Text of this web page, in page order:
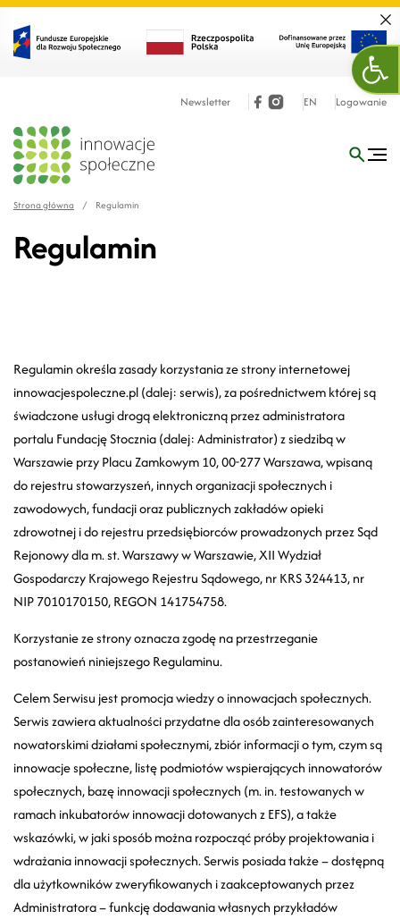
Newsletter EN Logowanie
Strona główna / Regulamin
Regulamin
Regulamin określa zasady korzystania ze strony internetowej
innowacjespoleczne.pl (dalej: serwis), za pośrednictwem której są
świadczone usługi drogą elektroniczną przez administratora
portalu Fundację Stocznia (dalej: Administrator) z siedzibą w
Warszawie przy Placu Zamkowym 10, 00-277 Warszawa, wpisaną
do rejestru stowarzyszeń, innych organizacji społecznych i
zawodowych, fundacji oraz publicznych zakładów opieki
zdrowotnej i do rejestru przedsiębiorców prowadzonych przez Sąd
Rejonowy dla m. st. Warszawy w Warszawie, XII Wydział
Gospodarczy Krajowego Rejestru Sądowego, nr KRS 324413, nr
NIP 7010170150, REGON 141754758.
Korzystanie ze strony oznacza zgodę na przestrzeganie
postanowień niniejszego Regulaminu.
Celem Serwisu jest promocja wiedzy o innowacjach społecznych.
Serwis zawiera aktualności przydatne dla osób zainteresowanych
nowatorskimi działami społecznymi, zbiór informacji o tym, czym są
innowacje społeczne, listę podmiotów wspierających innowatorów
społecznych, bazę innowacji społecznych (m. in. testowanych w
ramach inkubatorów innowacji dotowanych z EFS), a także
wskazówki, w jaki sposób można rozpocząć próby projektowania i
wdrażania innowacji społecznych. Serwis posiada także – dostępną
dla użytkowników zweryfikowanych i zaakceptowanych przez
Administratora – funkcję dodawania własnych przykładów